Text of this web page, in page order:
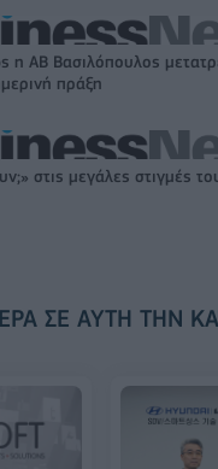
η ΑΒ Βασιλόπουλος
πράξη
στις μεγάλες στιγμές
ΣΕ ΑΥΤΉ ΤΗΝ